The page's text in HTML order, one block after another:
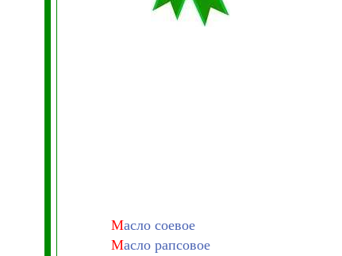
Масло соевое
Масло рапсовое